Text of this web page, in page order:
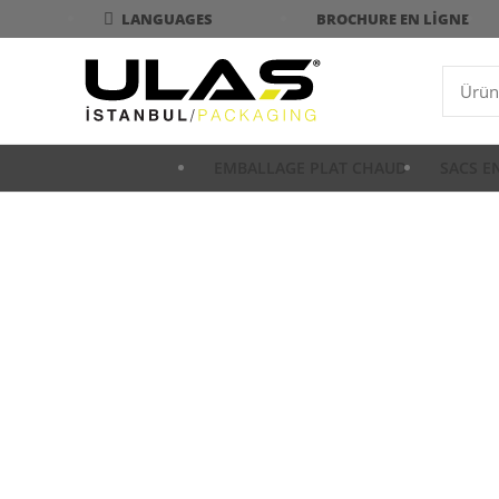
LANGUAGES BROCHURE EN LIGNE
EMBALLAGE PLAT CHAUD SACS